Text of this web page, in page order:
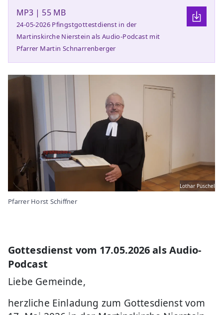
MP3 | 55 MB
24-05-2026 Pfingstgottestdienst in der
Martinskirche Nierstein als Audio-Podcast mit
Pfarrer Martin Schnarrenberger
Lothar Püschel
Pfarrer Horst Schiffner
Gottesdienst vom 17.05.2026 als Audio-
Podcast
Liebe Gemeinde,
herzliche Einladung zum Gottesdienst vom